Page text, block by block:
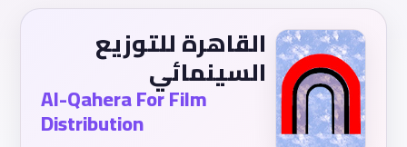
القاهرة للتوزيع
السينمائي
Al-Qahera For Film
Distribution